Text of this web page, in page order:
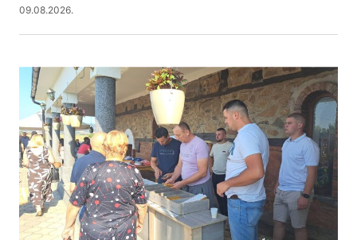
09.08.2026.